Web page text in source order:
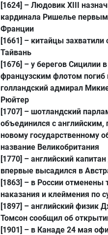
[1624] – Людовик XIII
кардинала Ришелье
Франции
[1661] – китайцы захватили
Тайвань
[1676] – у берегов Сицилии
французским флотом погиб
голландский адмирал
Рюйтер
[1707] – шотландский
объединился с английским,
новому государственному
название Великобритания
[1770] – английский
впервые высадился в
[1863] – в России отменены
наказания и клеймения по
[1897] – английский физик
Томсон сообщил об
[1901] – в Канаде 24 мая